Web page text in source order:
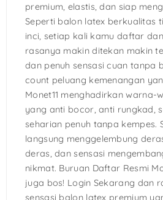
premium, elastis, dan siap
Seperti balon latex berkualitas
inci, setiap kali kamu daftar dan
rasanya makin ditekan makin
dan penuh sensasi cuan tanpa
count peluang kemenangan
Monet11 menghadirkan warna-
yang anti bocor, anti rungkad,
seharian penuh tanpa kempes.
langsung menggelembung
deras, dan sensasi
nikmat. Buruan Daftar Resmi
juga bos! Login Sekarang dan
sensasi balon latex premium